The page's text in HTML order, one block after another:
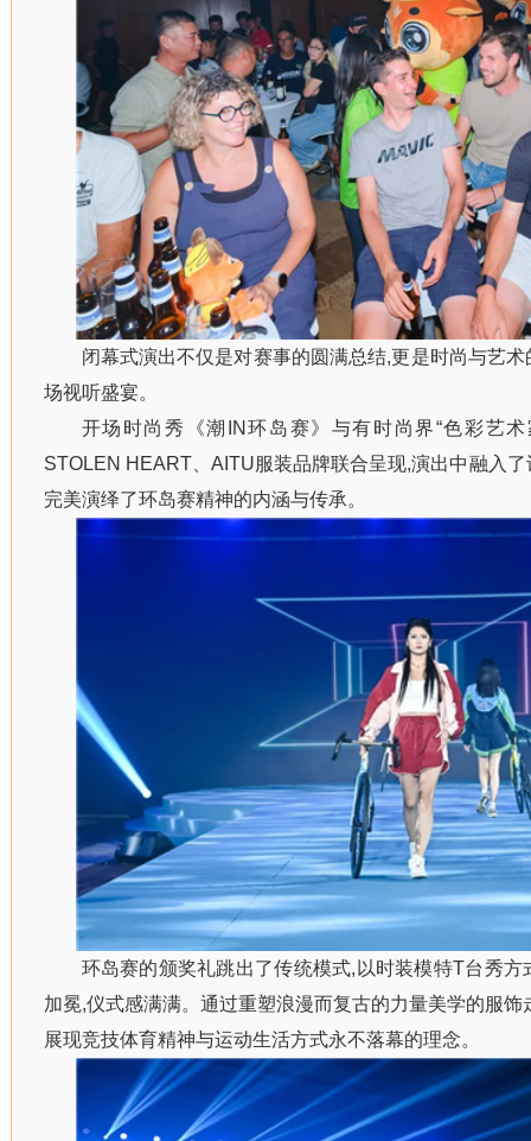
闭幕式演出不仅是对赛事的圆满总结,更是时尚与艺
场视听盛宴。
开场时尚秀《潮IN环岛赛》与有时尚界“色彩艺
STOLEN HEART、AITU服装品牌联合呈现,演出中融入
完美演绎了环岛赛精神的内涵与传承。
环岛赛的颁奖礼跳出了传统模式,以时装模特T台秀
加冕,仪式感满满。通过重塑浪漫而复古的力量美学的服饰
展现竞技体育精神与运动生活方式永不落幕的理念。